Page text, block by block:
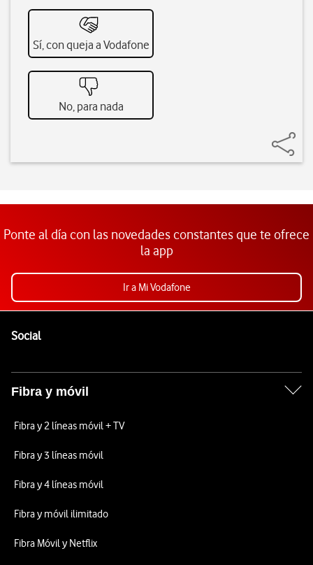
Sí, con queja a Vodafone
No, para nada
Ponte al día con las novedades constantes que te ofrece
la app
Ir a Mi Vodafone
SocialEnlaces a las redes sociales de Vodafone
Fibra y móvil
Fibra y 2 líneas móvil + TV
Fibra y 3 líneas móvil
Fibra y 4 líneas móvil
Fibra y móvil ilimitado
Fibra Móvil y Netflix